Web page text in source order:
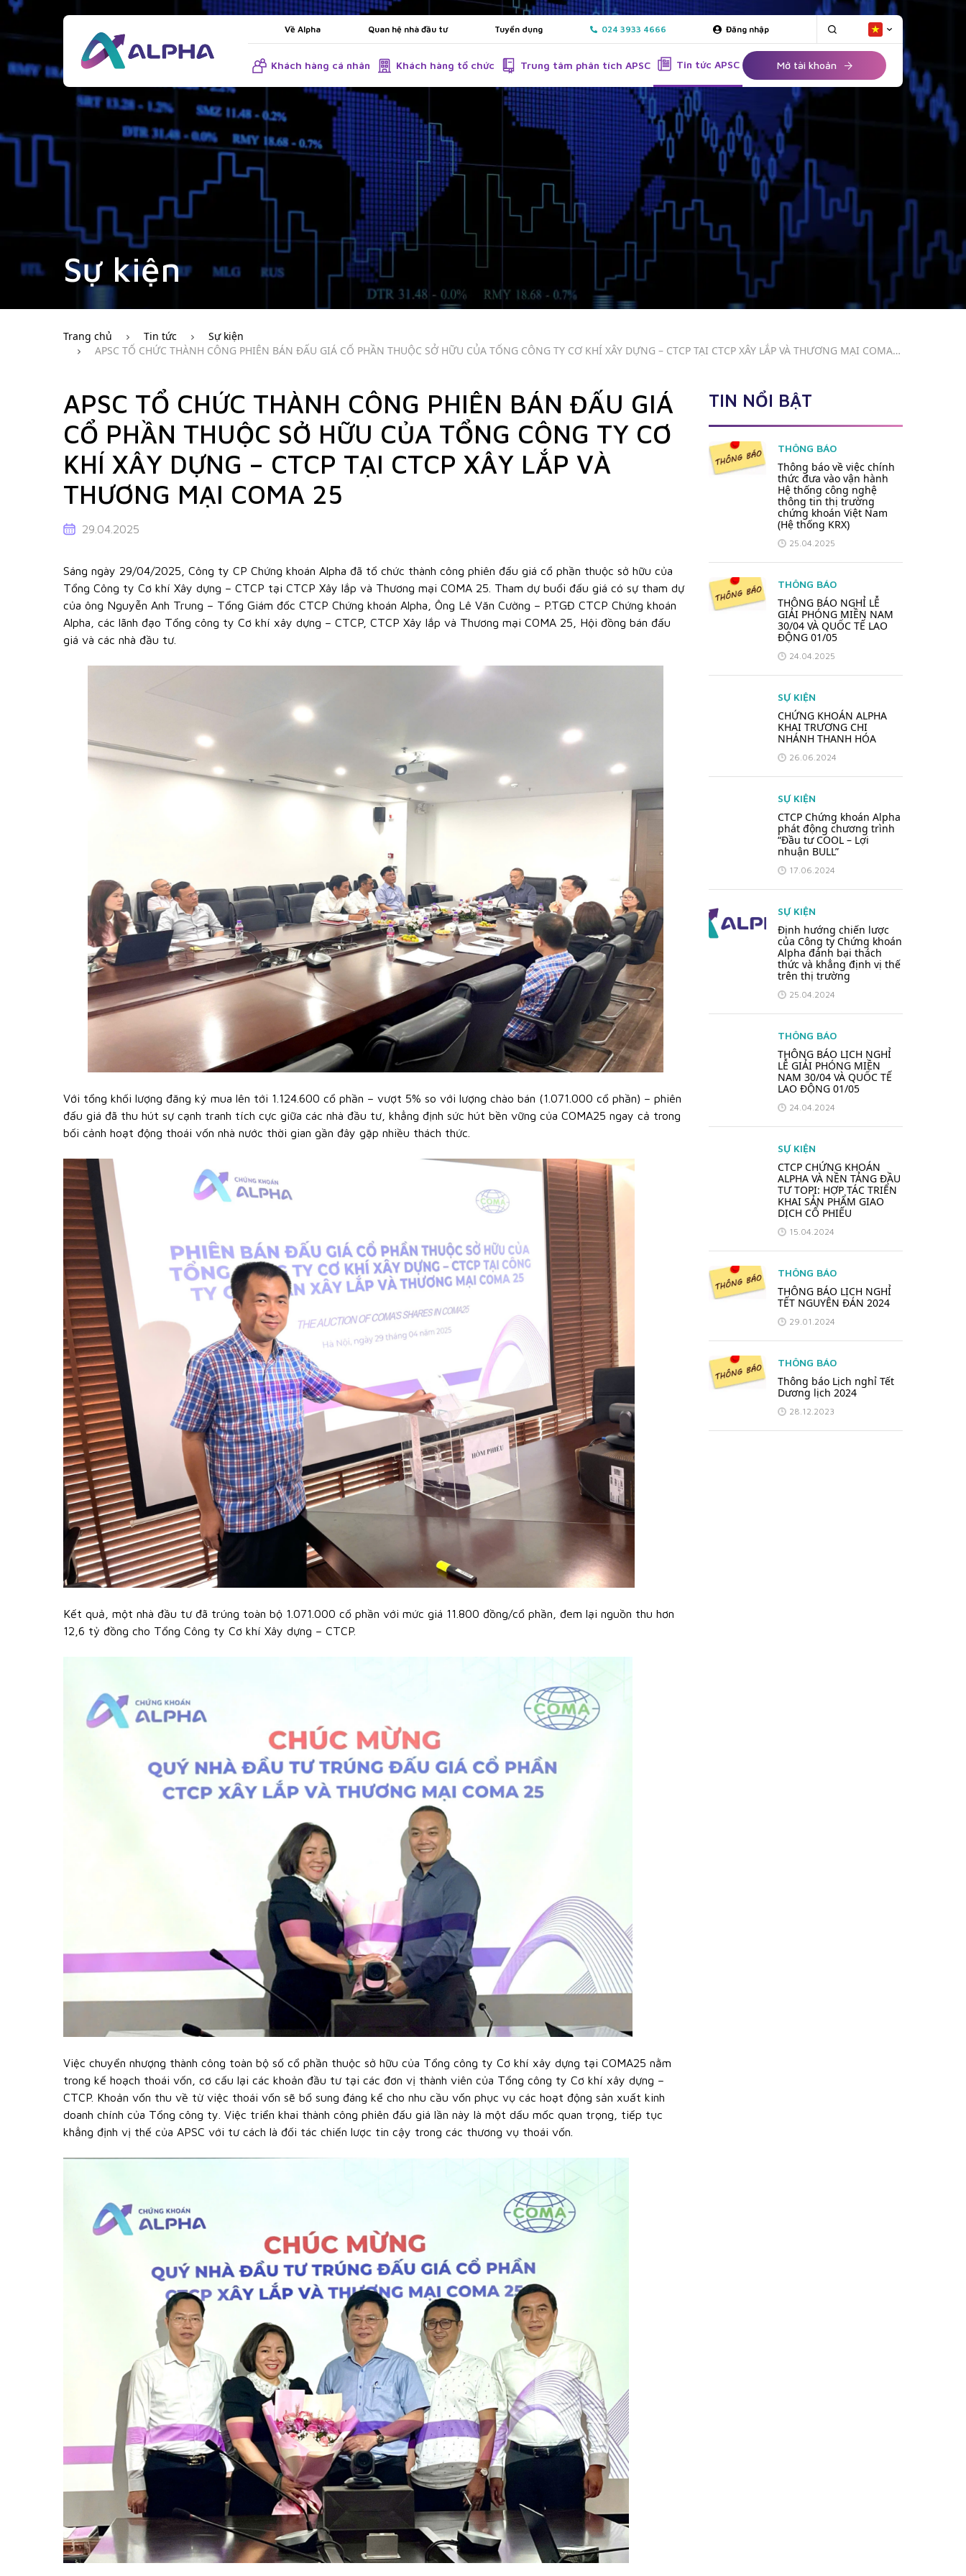
Về Alpha Quan hệ nhà đầu tư Tuyển dụng 024 3933 4666 Đăng nhập
Khách hàng cá nhân Khách hàng tổ chức Trung tâm phân tích APSC Tin tức APSC Mở tài khoản
Sự kiện
Trang chủ Tin tức
Sự kiện
APSC TỔ CHỨC THÀNH CÔNG PHIÊN BÁN ĐẤU GIÁ CỔ PHẦN THUỘC SỞ HỮU CỦA TỔNG CÔNG TY CƠ KHÍ XÂY DỰNG – CTCP TẠI CTCP XÂY LẮP VÀ THƯƠNG MẠI COMA
APSC TỔ CHỨC THÀNH CÔNG PHIÊN BÁN ĐẤU GIÁ
CỔ PHẦN THUỘC SỞ HỮU CỦA TỔNG CÔNG TY CƠ
KHÍ XÂY DỰNG – CTCP TẠI CTCP XÂY LẮP VÀ
THƯƠNG MẠI COMA 25
29.04.2025
Sáng ngày 29/04/2025, Công ty CP Chứng khoán Alpha đã tổ chức thành công phiên đấu giá cổ phần thuộc sở hữu của
Tổng Công ty Cơ khí Xây dựng – CTCP tại CTCP Xây lắp và Thương mại COMA 25. Tham dự buổi đấu giá có sự tham dự
của ông Nguyễn Anh Trung – Tổng Giám đốc CTCP Chứng khoán Alpha, Ông Lê Văn Cường – P.TGĐ CTCP Chứng khoán
Alpha, các lãnh đạo Tổng công ty Cơ khí xây dựng – CTCP, CTCP Xây lắp và Thương mại COMA 25, Hội đồng bán đấu
giá và các nhà đầu tư.
Với tổng khối lượng đăng ký mua lên tới 1.124.600 cổ phần – vượt 5% so với lượng chào bán (1.071.000 cổ phần) – phiên
đấu giá đã thu hút sự cạnh tranh tích cực giữa các nhà đầu tư, khẳng định sức hút bền vững của COMA25 ngay cả trong
bối cảnh hoạt động thoái vốn nhà nước thời gian gần đây gặp nhiều thách thức.
Kết quả, một nhà đầu tư đã trúng toàn bộ 1.071.000 cổ phần với mức giá 11.800 đồng/cổ phần, đem lại nguồn thu hơn
12,6 tỷ đồng cho Tổng Công ty Cơ khí Xây dựng – CTCP.
Việc chuyển nhượng thành công toàn bộ số cổ phần thuộc sở hữu của Tổng công ty Cơ khí xây dựng tại COMA25 nằm
trong kế hoạch thoái vốn, cơ cấu lại các khoản đầu tư tại các đơn vị thành viên của Tổng công ty Cơ khí xây dựng –
CTCP. Khoản vốn thu về từ việc thoái vốn sẽ bổ sung đáng kể cho nhu cầu vốn phục vụ các hoạt động sản xuất kinh
doanh chính của Tổng công ty. Việc triển khai thành công phiên đấu giá lần này là một dấu mốc quan trọng, tiếp tục
khẳng định vị thế của APSC với tư cách là đối tác chiến lược tin cậy trong các thương vụ thoái vốn.
TIN NỔI BẬT
THÔNG BÁO
Thông báo về việc chính
thức đưa vào vận hành
Hệ thống công nghệ
thông tin thị trường
chứng khoán Việt Nam
(Hệ thống KRX)
25.04.2025
THÔNG BÁO
THÔNG BÁO NGHỈ LỄ
GIẢI PHÓNG MIỀN NAM
30/04 VÀ QUỐC TẾ LAO
ĐỘNG 01/05
24.04.2025
SỰ KIỆN
CHỨNG KHOÁN ALPHA
KHAI TRƯƠNG CHI
NHÁNH THANH HÓA
26.06.2024
SỰ KIỆN
CTCP Chứng khoán Alpha
phát động chương trình
“Đầu tư COOL – Lợi
nhuận BULL”
17.06.2024
SỰ KIỆN
Định hướng chiến lược
của Công ty Chứng khoán
Alpha đánh bại thách
thức và khẳng định vị thế
trên thị trường
25.04.2024
THÔNG BÁO
THÔNG BÁO LỊCH NGHỈ
LỄ GIẢI PHÓNG MIỀN
NAM 30/04 VÀ QUỐC TẾ
LAO ĐỘNG 01/05
24.04.2024
SỰ KIỆN
CTCP CHỨNG KHOÁN
ALPHA VÀ NỀN TẢNG ĐẦU
TƯ TOPI: HỢP TÁC TRIỂN
KHAI SẢN PHẨM GIAO
DỊCH CỔ PHIẾU
15.04.2024
THÔNG BÁO
THÔNG BÁO LỊCH NGHỈ
TẾT NGUYÊN ĐÁN 2024
29.01.2024
THÔNG BÁO
Thông báo Lịch nghỉ Tết
Dương lịch 2024
28.12.2023